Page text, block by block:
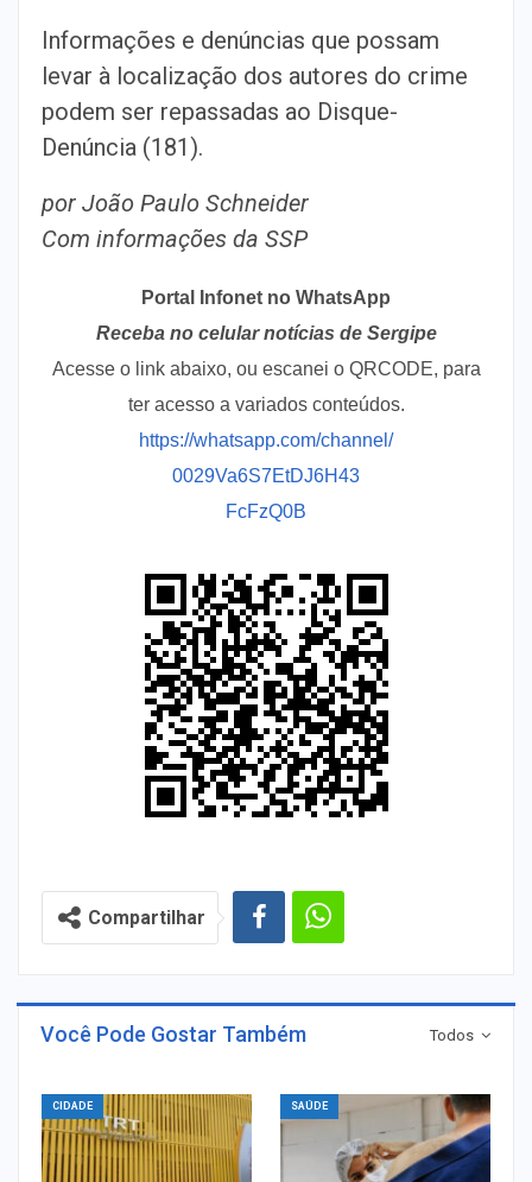
Informações e denúncias que possam
levar à localização dos autores do crime
podem ser repassadas ao Disque-
Denúncia (181).
por João Paulo Schneider
Com informações da SSP
Portal Infonet no WhatsApp
Receba no celular notícias de Sergipe
Acesse o link abaixo, ou escanei o QRCODE, para
ter acesso a variados conteúdos.
https://whatsapp.com/channel/
0029Va6S7EtDJ6H43
FcFzQ0B
Compartilhar
Todos
Você Pode Gostar Também
CIDADE SAÚDE